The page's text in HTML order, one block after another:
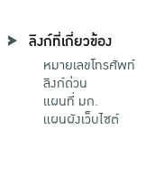
ลิงก์ที่เกี่ยวข้อง
หมายเลขโทรศัพท์
ลิงก์ด่วน
แผนที่ มก.
แผนผังเว็บไซต์